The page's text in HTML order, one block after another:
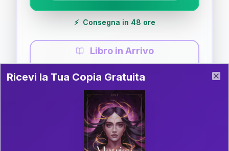
⚡ Consegna in 48 ore
Libro in Arrivo
Guida completa di Coppia
Il libro è in fase di scrittura. Iscriviti alla newsletter
per ricevere aggiornamenti!
P.S. Interpretazione parziale
Ricevi la Tua Copia Gratuita del Libro
Ricevi la Tua Copia Gratuita